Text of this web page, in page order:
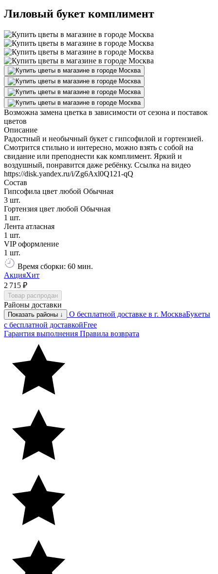
Лиловый букет комплимент
Возможна замена цветка в зависимости от сезона и поставок
цветов
Описание
Радостный и необычный букет с гипсофилой и гортензией.
Смотрится стильно и интересно, можно взять с собой на
свидание или преподнести как комплимент. Яркий и
воздушный, понравится даже ребёнку. Ссылка на видео
https://disk.yandex.ru/i/Zg6Axl0Q121-qQ
Состав
Гипсофила цвет любой Обычная
3 шт.
Гортензия цвет любой Обычная
1 шт.
Лента атласная
1 шт.
VIP оформление
1 шт.
Время сборки: 60 мин.
АкцияХит
2 715 ₽
Товар распродан
Районы доставки
Показать районы ↓ О бесплатной доставке в г. МоскваБукеты
с бесплатной доставкойFree
Гарантия выполнения Правила возврата